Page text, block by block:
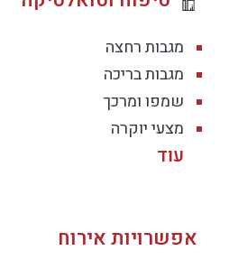
מגבות רחצה
מגבות בריכה
שמפו ומרכך
מצעי יוקרה
אפשרויות אירוח